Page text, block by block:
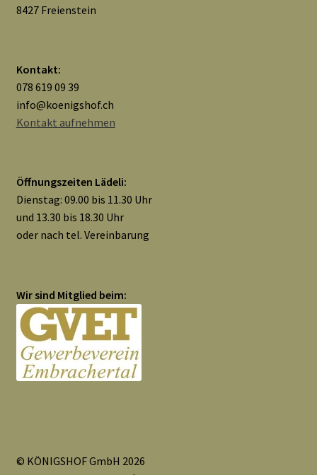
Zahlungsarten
8427 Freienstein
Kontakt:
078 619 09 39
info@koenigshof.ch
Kontakt aufnehmen
Öffnungszeiten Lädeli:
Dienstag: 09.00 bis 11.30 Uhr
und 13.30 bis 18.30 Uhr
oder nach tel. Vereinbarung
Wir sind Mitglied beim:
© KÖNIGSHOF GmbH 2026